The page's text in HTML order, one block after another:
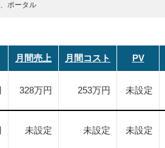
ポータル
月間売上 月間コスト PV
328万円 253万円 未設定
未設定 未設定 未設定